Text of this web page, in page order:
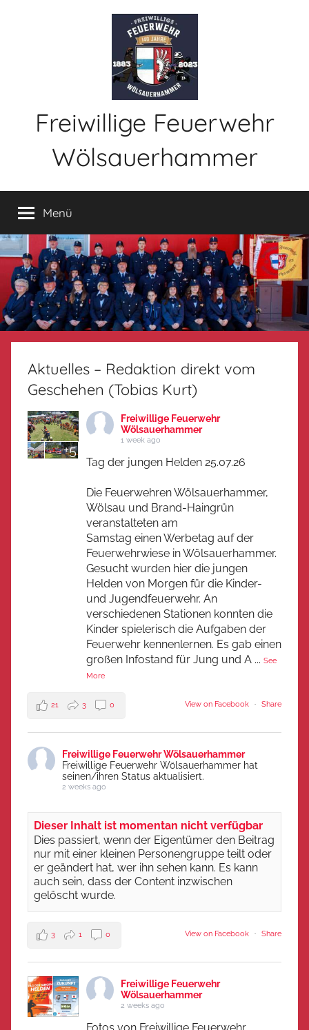
Freiwillige Feuerwehr
Wölsauerhammer
Menü
Aktuelles – Redaktion direkt vom
Geschehen (Tobias Kurt)
Freiwillige Feuerwehr
Wölsauerhammer
1 week ago
Tag der jungen Helden 25.07.26
Die Feuerwehren Wölsauerhammer,
Wölsau und Brand-Haingrün
veranstalteten am
Samstag einen Werbetag auf der
Feuerwehrwiese in Wölsauerhammer.
Gesucht wurden hier die jungen
Helden von Morgen für die Kinder-
und Jugendfeuerwehr. An
verschiedenen Stationen konnten die
Kinder spielerisch die Aufgaben der
Feuerwehr kennenlernen. Es gab einen
großen Infostand für Jung und A ... See
More
+5
View on Facebook · Share
21 3 0
Freiwillige Feuerwehr Wölsauerhammer
Freiwillige Feuerwehr Wölsauerhammer hat
seinen/ihren Status aktualisiert.
2 weeks ago
Dieser Inhalt ist momentan nicht verfügbar
Dies passiert, wenn der Eigentümer den Beitrag
nur mit einer kleinen Personengruppe teilt oder
er geändert hat, wer ihn sehen kann. Es kann
auch sein, dass der Content inzwischen
gelöscht wurde.
View on Facebook · Share
3 1 0
Freiwillige Feuerwehr
Wölsauerhammer
2 weeks ago